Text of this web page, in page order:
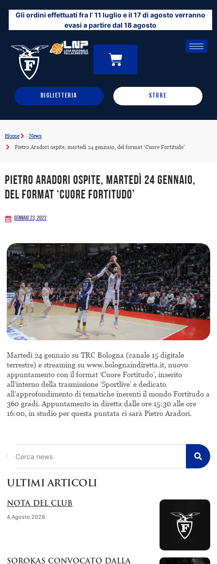
contenuto
Gli ordini effettuati fra l’ 11 luglio e il 17 di agosto verranno
evasi a partire dal 18 agosto
0
CARRELLO
BIGLIETTERIA STORE
Home
News
Pietro Aradori ospite, martedì 24 gennaio, del format ‘Cuore Fortitudo’
Pietro Aradori ospite, martedì 24 gennaio,
del format ‘Cuore Fortitudo’
Gennaio 23, 2023
Martedì 24 gennaio su TRC Bologna (canale 15 digitale
terrestre) e streaming su www.bolognaindiretta.it, nuovo
appuntamento con il format ‘Cuore Fortitudo’, inserito
all’interno della trasmissione ‘Sportlive’ e dedicato
all’approfondimento di tematiche inerenti il mondo Fortitudo a
360 gradi. Appuntamento in diretta dalle ore 15:30 alle ore
16:00, in studio per questa puntata ci sarà Pietro Aradori.
ULTIMI ARTICOLI
NOTA DEL CLUB
4 Agosto 2026
SOROKAS CONVOCATO DALLA